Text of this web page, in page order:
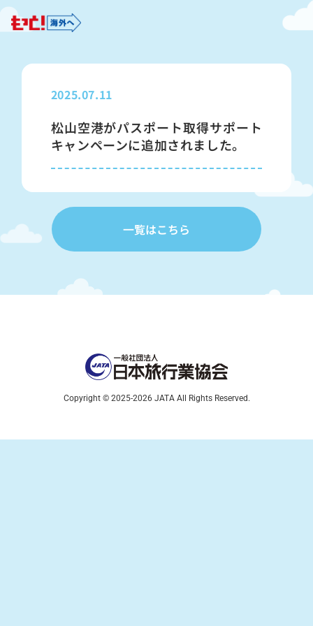
もっと！海外へ 日本旅行業協会
2025.07.11
松山空港がパスポート取得サポート
キャンペーンに追加されました。
一覧はこちら
Copyright © 2025-2026 JATA All Rights Reserved.